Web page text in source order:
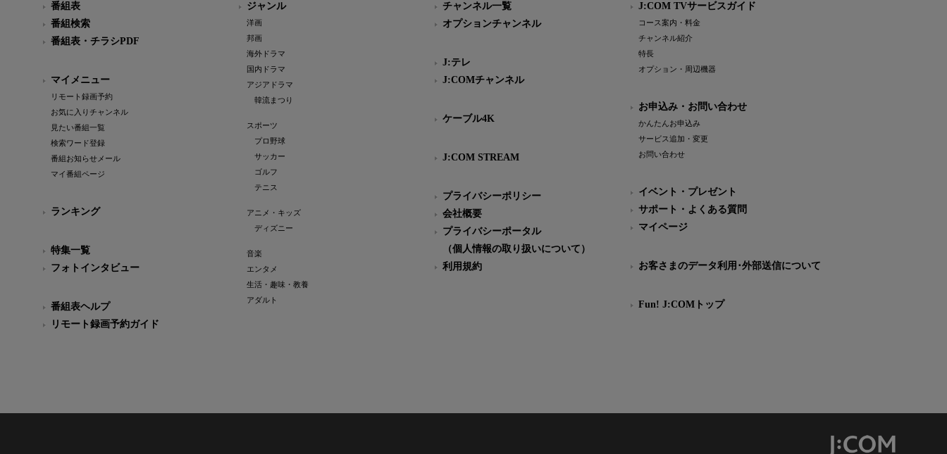
番組表
番組検索
番組表・チラシPDF
マイメニュー
リモート録画予約
お気に入りチャンネル
見たい番組一覧
検索ワード登録
番組お知らせメール
マイ番組ページ
ランキング
特集一覧
フォトインタビュー
番組表ヘルプ
リモート録画予約ガイド
ジャンル
洋画
邦画
海外ドラマ
国内ドラマ
アジアドラマ
韓流まつり
スポーツ
プロ野球
サッカー
ゴルフ
テニス
アニメ・キッズ
ディズニー
音楽
エンタメ
生活・趣味・教養
アダルト
チャンネル一覧
オプションチャンネル
J:テレ
J:COMチャンネル
ケーブル4K
J:COM STREAM
プライバシーポリシー
会社概要
プライバシーポータル
（個人情報の取り扱いについて）
利用規約
J:COM TVサービスガイド
コース案内・料金
チャンネル紹介
特長
オプション・周辺機器
お申込み・お問い合わせ
かんたんお申込み
サービス追加・変更
お問い合わせ
イベント・プレゼント
サポート・よくある質問
マイページ
お客さまのデータ利用･外部送信について
Fun! J:COMトップ